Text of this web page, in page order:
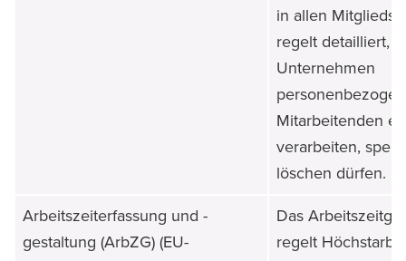
in allen
regelt detailliert,
Unternehmen
Mitarbeitenden
verarbeiten,
löschen dürfen.
Arbeitszeiterfassung und -
gestaltung (ArbZG) (EU-
Das
regelt